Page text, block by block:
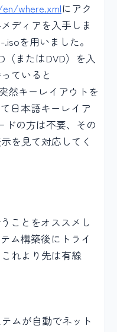
where.xmlにアク
ディアを入手しま
を用いました。
（またはDVD）を入
ていると
然キーレイアウトを
日本語キーレイア
ドの方は不要、その
を見て対応してく
ことをオススメし
ム構築後にトライ
れより先は有線
ムが自動でネット